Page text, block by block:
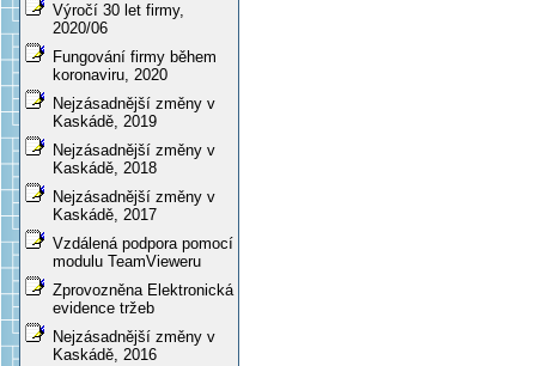
Výročí 30 let firmy,
2020/06
Fungování firmy během
koronaviru, 2020
Nejzásadnější změny v
Kaskádě, 2019
Nejzásadnější změny v
Kaskádě, 2018
Nejzásadnější změny v
Kaskádě, 2017
Vzdálená podpora pomocí
modulu TeamVieweru
Zprovozněna Elektronická
evidence tržeb
Nejzásadnější změny v
Kaskádě, 2016